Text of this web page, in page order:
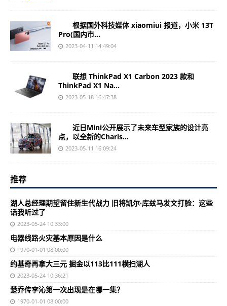
根据国外科技媒体 xiaomiui 报道，小米 13T
Pro(国内市...
2023-04-11 14:49:04
联想 ThinkPad X1 Carbon 2023 款和
ThinkPad X1 Na...
2023-05-18 16:47:38
近日Mini公开展示了未来车型家族的设计亮
点，以全新的Charis...
2023-05-11 16:09:24
推荐
湖人总经理期望留住新生代战力 旧将凯尔·库兹马发文打脸：这些
话我听过了
2023-05-24 10:33:00
电器线路火灾基本原因是什么
1970-01-01 08:00:00
约基奇再拿大三元 掘金以113比111横扫湖人
2023-05-24 10:36:21
楚乔传李沁第一次出现是在哪一集？
1970-01-01 08:00:00